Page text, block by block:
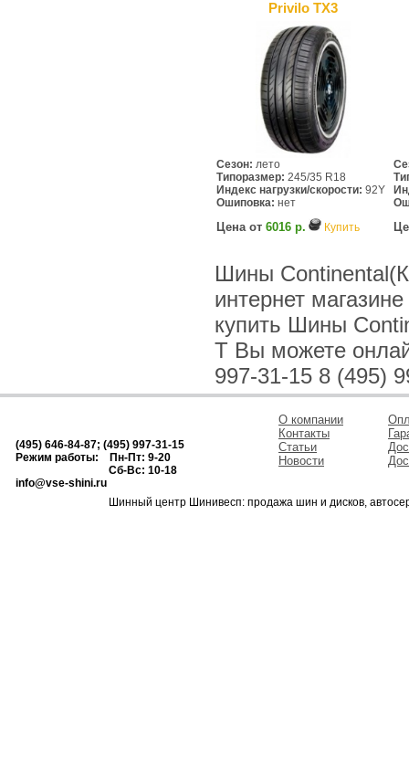
Privilo TX3
Сезон: лето
Типоразмер: 245/35 R18
Индекс нагрузки/скорости: 92Y
Ошиповка: нет
Цена от 6016 р. Купить
Шины
интернет
купить Шины
T Вы можете
997-31-15 8 (495)
(495) 646-84-87; (495) 997-31-15
Режим работы: Пн-Пт: 9-20
Сб-Вс: 10-18
info@vse-shini.ru
О компании
Контакты
Статьи
Новости
Шинный центр Шинивесп: продажа шин и дисков,